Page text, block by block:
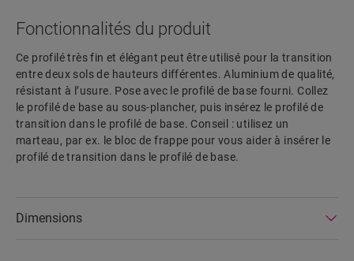
Fonctionnalités du produit
Ce profilé très fin et élégant peut être utilisé pour la transition
entre deux sols de hauteurs différentes. Aluminium de qualité,
résistant à l’usure. Pose avec le profilé de base fourni. Collez
le profilé de base au sous-plancher, puis insérez le profilé de
transition dans le profilé de base. Conseil : utilisez un
marteau, par ex. le bloc de frappe pour vous aider à insérer le
profilé de transition dans le profilé de base.
Dimensions